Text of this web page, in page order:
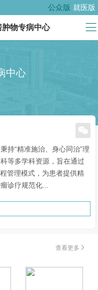
就医版
公众版
肿物专病中心
中心

持“精准施治、身心同治”理
等多学科资源，旨在通过
管理模式，为患者提供精
诊疗规范化...
查看更多 